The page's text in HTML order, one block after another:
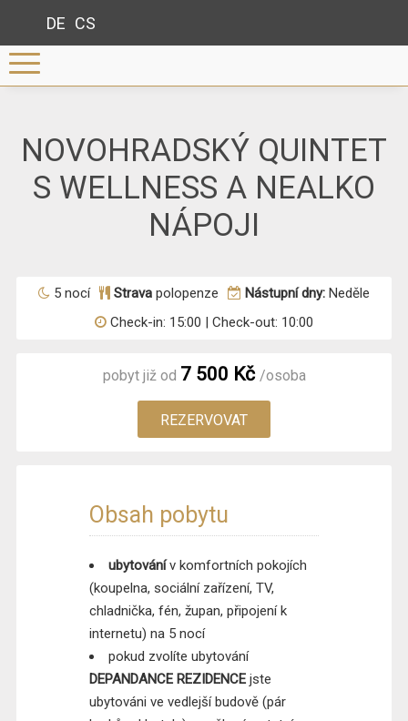
CS
DE
NOVOHRADSKÝ QUINTET
S WELLNESS A NEALKO
NÁPOJI
5 nocí Strava polopenze Nástupní dny: Neděle
Check-in: 15:00 | Check-out: 10:00
pobyt již od 7 500 Kč /osoba
REZERVOVAT
Obsah pobytu
ubytovánív komfortních pokojích
(koupelna, sociální zařízení, TV,
chladnička, fén, župan, připojení k
internetu) na 5 nocí
pokud zvolíte ubytování
DEPANDANCE REZIDENCEjste
ubytováni ve vedlejší budově (pár